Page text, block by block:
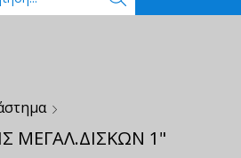
ΜΕΓΑΛ.ΔΙΣΚΩΝ 1"